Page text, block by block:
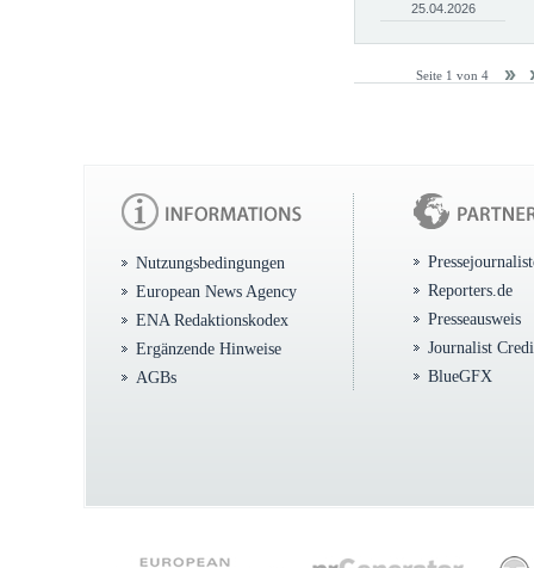
25.04.2026
Seite 1 von 4
Nutzungsbedingungen
European News Agency
ENA Redaktionskodex
Ergänzende Hinweise
AGBs
Reporters.de
Presseausweis
Journalist
BlueGFX